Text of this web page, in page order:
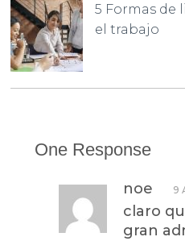
5 Formas de
el trabajo
One Response
noe 9
claro
gran